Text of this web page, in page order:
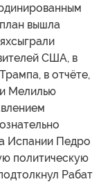
вышла
США, в
в отчёте,
Мелилью
Испании Педро
политическую
Рабат